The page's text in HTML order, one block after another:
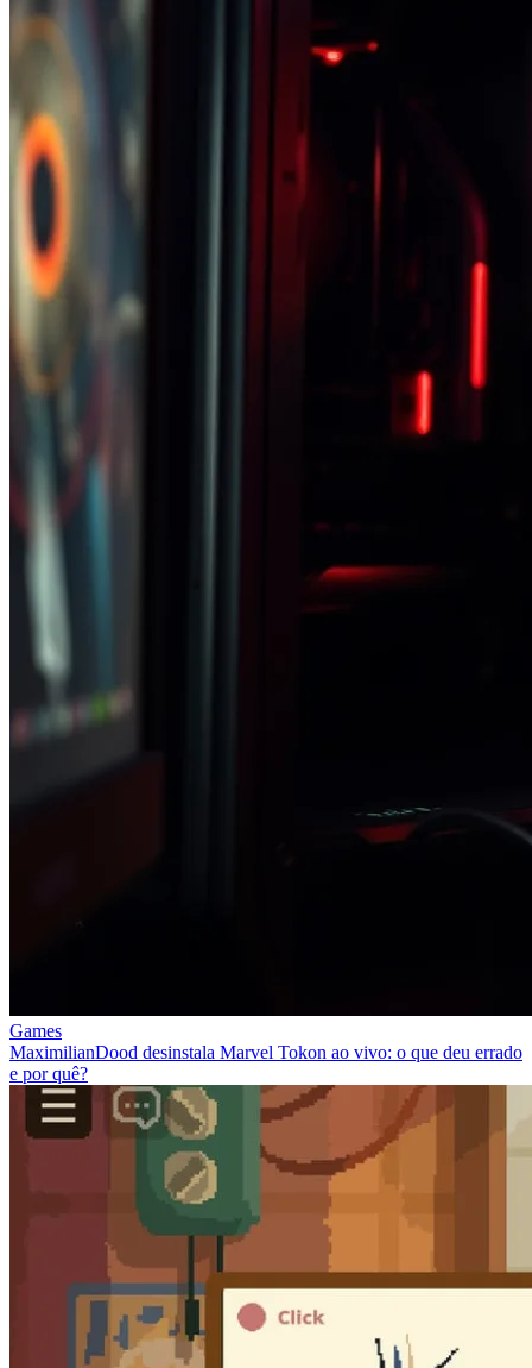
Games
MaximilianDood desinstala Marvel Tokon ao vivo: o que deu errado
e por quê?